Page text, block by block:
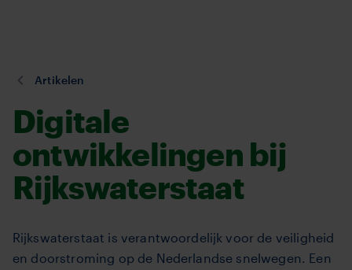
gaan
U
hier:
Artikelen
Digitale
ontwikkelingen bij
Rijkswaterstaat
Rijkswaterstaat is verantwoordelijk voor de veiligheid
en doorstroming op de Nederlandse snelwegen. Een